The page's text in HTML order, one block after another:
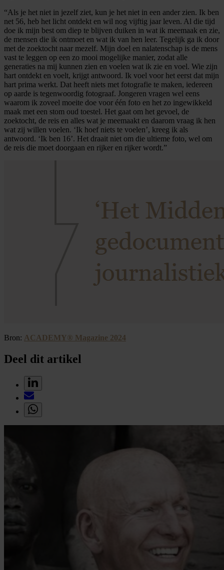
“Als je het niet in jezelf ziet, kun je het niet in een ander zien. Ik ben
net 56, heb het licht ontdekt en wil nog vijftig jaar leven. Al die tijd
doe ik mijn best om diep te blijven duiken in wat ik meemaak en zie,
de mensen die ik ontmoet en wat ik van hen leer. Tegelijk ga ik door
met de zoektocht naar mezelf. Mijn doel en nalatenschap is de mens
vast te leggen op een zo mooi mogelijke manier, zodat alle
generaties na mij kunnen zien en voelen wat ik zie en voel. Wie zijn
hart ontdekt en voelt, krijgt antwoord. Ik voel voor het eerst dat mijn
hart prima werkt. Dat heeft niets met fotografie te maken, iedereen
op aarde is tegenwoordig fotograaf. Jongeren vragen wel eens
waarom ik zoveel moeite doe voor één foto en het zo ingewikkeld
maak met een stom oud toestel. Het gaat om het gevoel, de
zoektocht, de reis en alles wat je meemaakt en daarom vraag ik hen
wat zij willen voelen. ‘Ik hoef niets te voelen’, kreeg ik als
antwoord. ‘Ik ben 16’. Het draait niet om die ultieme foto, wel om
de reis die moet doorgaan en rijker en rijker wordt.”
Bron: ACADEMY® Magazine 2024
Deel dit artikel